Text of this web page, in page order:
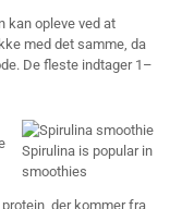
kan opleve ved at
med det samme, da
De fleste indtager 1–
Spirulina is popular in
smoothies
der kommer fra